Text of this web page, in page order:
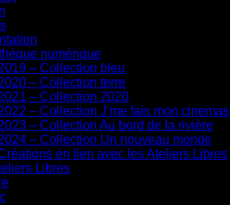
numérique
– Collection bleu
– Collection terre
– Collection 2020
– Collection J’me fais mon cinemas
– Collection Au bord de la rivière
– Collection Un nouveau monde
en lien avec les Ateliers Libres
Libres